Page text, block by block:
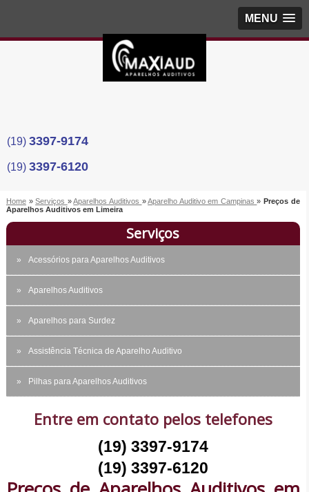
MENU
(19) 3397-9174
(19) 3397-6120
Home »Serviços »Aparelhos Auditivos »Aparelho Auditivo em Campinas»Preços de
Aparelhos Auditivos em Limeira
Serviços
Acessórios para Aparelhos Auditivos
Aparelhos Auditivos
Aparelhos para Surdez
Assistência Técnica de Aparelho Auditivo
Pilhas para Aparelhos Auditivos
Entre em contato pelos telefones
(19) 3397-9174
(19) 3397-6120